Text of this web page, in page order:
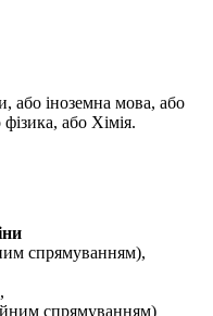
або іноземна мова, або
фізика, або Хімія.
спрямуванням),
спрямуванням)